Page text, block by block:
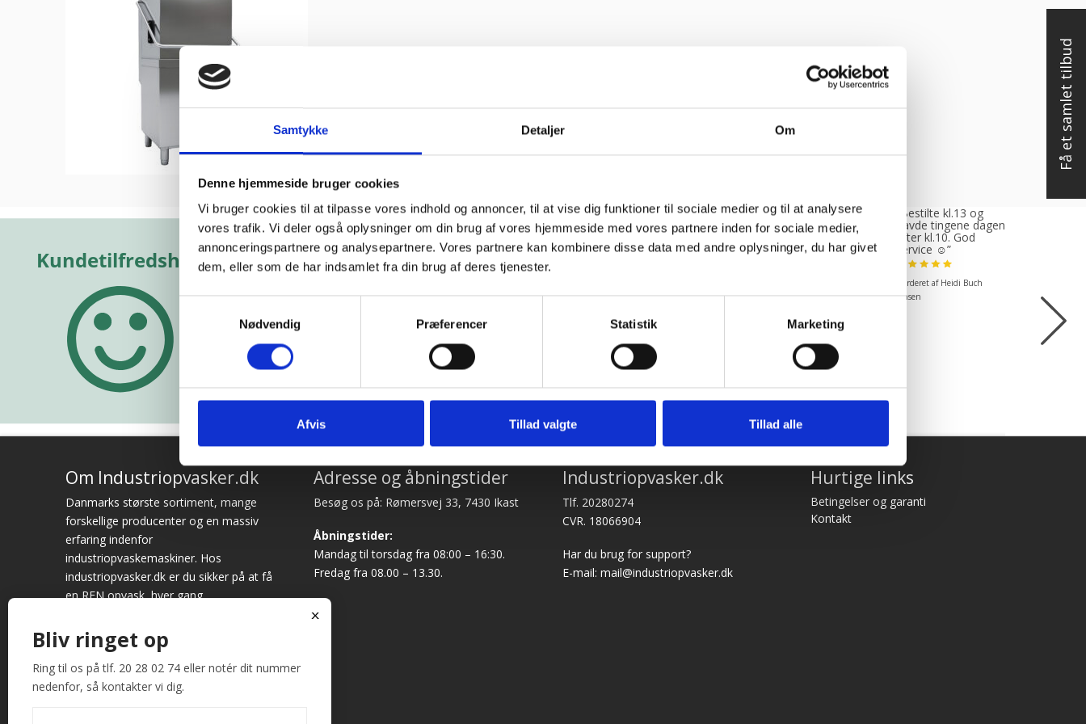
Samtykke Detaljer Om
Denne hjemmeside bruger cookies
Vi bruger cookies til at tilpasse vores indhold og annoncer, til at vise dig funktioner til sociale medier og til at analysere
vores trafik. Vi deler også oplysninger om din brug af vores hjemmeside med vores partnere inden for sociale medier,
annonceringspartnere og analysepartnere. Vores partnere kan kombinere disse data med andre oplysninger, du har givet
dem, eller som de har indsamlet fra din brug af deres tjenester.
Nødvendig
Præferencer Statistik Marketing
Afvis Tillad valgte Tillad alle
“Yderst hjælpsomme
og vejledende”
Vurderet af Michael
“Altid flinke og
hjælpsom”
“Altid søde,
hjælpsomme og
kompetente !”
Vurderet af Læse antik &
“Anette var rigtig
sød, venlig og
imødekommende
kommende. Fik en
arbejde og god
“Bestilte kl.13 og
havde tingene dagen
efter kl.10. God
service ☺”
Vurderet af Heidi Buch
Jensen
Om Industriopvasker.dk
Danmarks største sortiment, mange
forskellige producenter og en massiv
erfaring indenfor
industriopvaskemaskiner. Hos
industriopvasker.dk er du sikker på at få
en REN opvask, hver gang.
Vi ved det godt – opvask er sjældent
først på dagsordenen. Alligevel bruges
der hver dag mange timer på at vaske
op. Fungerer maskinen ikke optimalt,
Adresse og åbningstider
Besøg os på: Rømersvej 33, 7430 Ikast
Åbningstider:
Mandag til torsdag fra 08:00 – 16:30.
Fredag fra 08.00 – 13.30.
Industriopvasker.dk
Tlf. 20280274
CVR. 18066904
Har du brug for support?
E-mail: mail@industriopvasker.dk
Hurtige links
Betingelser og garanti
Kontakt
x
Bliv ringet op
Ring til os på tlf. 20 28 02 74 eller notér dit nummer
nedenfor, så kontakter vi dig.
Få et samlet tilbud